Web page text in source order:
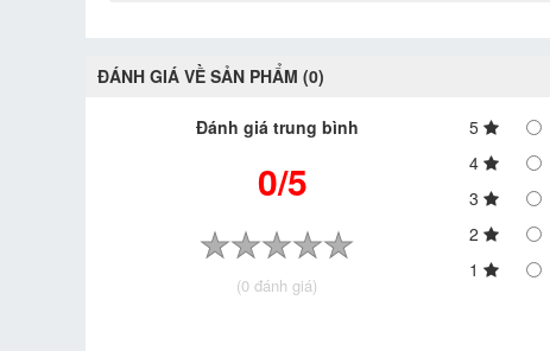
ĐÁNH GIÁ VỀ SẢN PHẨM (0)
Đánh giá trung bình
0/5
(0 đánh giá)
5
4
3
2
1